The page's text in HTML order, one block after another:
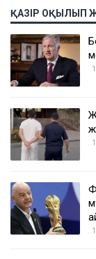
ҚАЗІР ОҚЫЛЫП